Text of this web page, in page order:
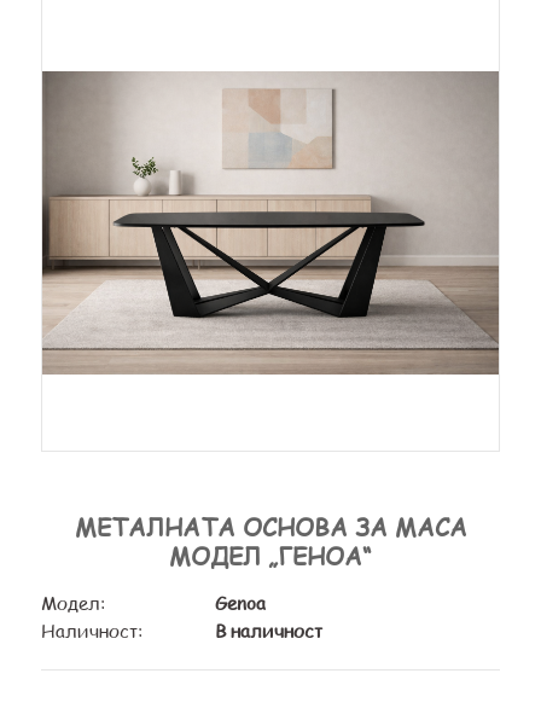
МЕТАЛНАТА ОСНОВА ЗА МАСА
МОДЕЛ „ГЕНОА“
Модел:
Genoa
Наличност:
В наличност